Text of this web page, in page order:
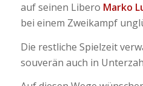
auf seinen Libero Marko
bei einem Zweikampf
Die restliche Spielzeit
souverän auch in